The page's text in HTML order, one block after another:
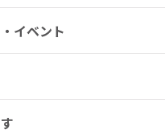
イベント